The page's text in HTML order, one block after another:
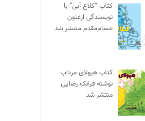
کتاب “کلاغ آبی” با
نویسندگی ارغنون
حسام‌مقدم منتشر شد
کتاب هیولای مرداب
نوشته فرانک رضایی
منتشر شد